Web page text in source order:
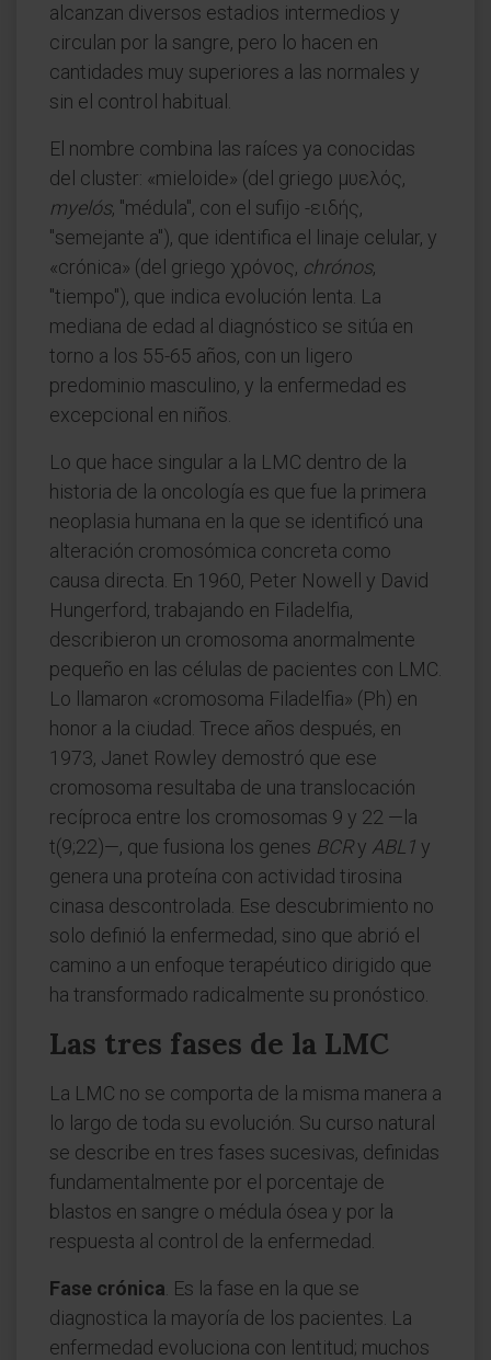
alcanzan diversos estadios intermedios y
circulan por la sangre, pero lo hacen en
cantidades muy superiores a las normales y
sin el control habitual.
El nombre combina las raíces ya conocidas
del cluster: «mieloide» (del griego μυελός,
myelós, "médula", con el sufijo -ειδής,
"semejante a"), que identifica el linaje celular, y
«crónica» (del griego χρόνος, chrónos,
"tiempo"), que indica evolución lenta. La
mediana de edad al diagnóstico se sitúa en
torno a los 55-65 años, con un ligero
predominio masculino, y la enfermedad es
excepcional en niños.
Lo que hace singular a la LMC dentro de la
historia de la oncología es que fue la primera
neoplasia humana en la que se identificó una
alteración cromosómica concreta como
causa directa. En 1960, Peter Nowell y David
Hungerford, trabajando en Filadelfia,
describieron un cromosoma anormalmente
pequeño en las células de pacientes con LMC.
Lo llamaron «cromosoma Filadelfia» (Ph) en
honor a la ciudad. Trece años después, en
1973, Janet Rowley demostró que ese
cromosoma resultaba de una translocación
recíproca entre los cromosomas 9 y 22 —la
t(9;22)—, que fusiona los genes BCRy ABL1 y
genera una proteína con actividad tirosina
cinasa descontrolada. Ese descubrimiento no
solo definió la enfermedad, sino que abrió el
camino a un enfoque terapéutico dirigido que
ha transformado radicalmente su pronóstico.
Las tres fases de la LMC
La LMC no se comporta de la misma manera a
lo largo de toda su evolución. Su curso natural
se describe en tres fases sucesivas, definidas
fundamentalmente por el porcentaje de
blastos en sangre o médula ósea y por la
respuesta al control de la enfermedad.
Fase crónica . Es la fase en la que se
diagnostica la mayoría de los pacientes. La
enfermedad evoluciona con lentitud; muchos